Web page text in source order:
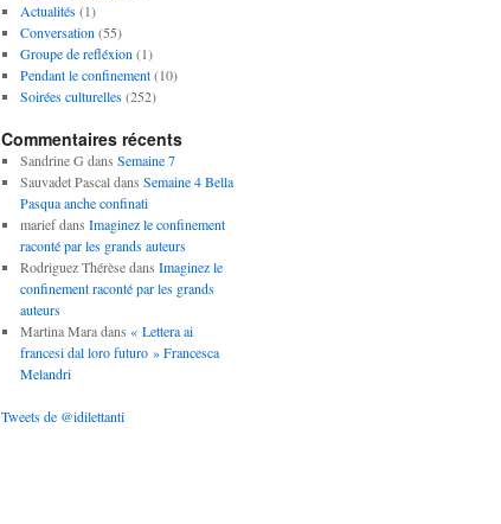
Actualités(1)
Conversation (55)
Groupe de refléxion (1)
Pendant le confinement(10)
Soirées culturelles(252)
Commentaires récents
Sandrine G dans Semaine 7
Sauvadet Pascaldans Semaine 4 Bella
Pasqua anche confinati
mariefdans Imaginez le confinement
raconté par les grands auteurs
Rodriguez Thérèsedans Imaginez le
confinement raconté par les grands
auteurs
Martina Maradans « Lettera ai
francesi dal loro futuro » Francesca
Melandri
Tweets de @idilettanti